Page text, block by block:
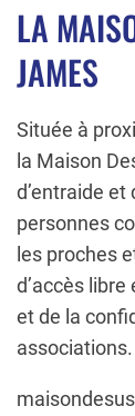
LA
JAMES
Située à
la Maison
d’entraide
personnes
les proches
d’accès
et de la
associations.